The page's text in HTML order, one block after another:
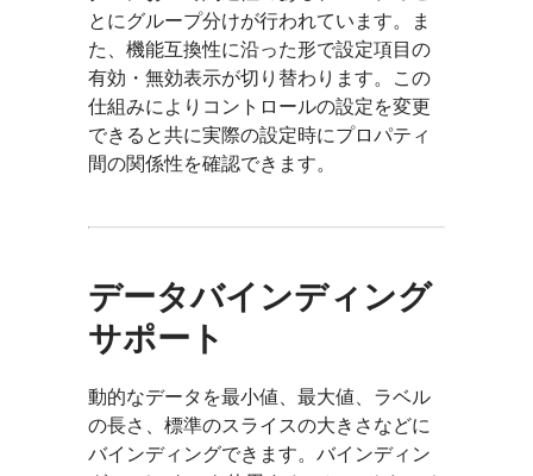
とにグループ分けが行われています。ま
た、機能互換性に沿った形で設定項目の
有効・無効表示が切り替わります。この
仕組みによりコントロールの設定を変更
できると共に実際の設定時にプロパティ
間の関係性を確認できます。
データバインディング
サポート
動的なデータを最小値、最大値、ラベル
の長さ、標準のスライスの大きさなどに
バインディングできます。バインディン